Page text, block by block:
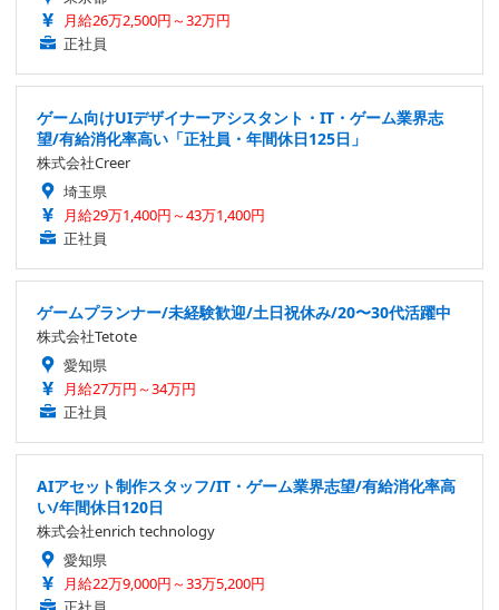
月給26万2,500円～32万円
正社員
ゲーム向けUIデザイナーアシスタント・IT・ゲーム業界志
望/有給消化率高い「正社員・年間休日125日」
株式会社Creer
埼玉県
月給29万1,400円～43万1,400円
正社員
ゲームプランナー/未経験歓迎/土日祝休み/20〜30代活躍中
株式会社Tetote
愛知県
月給27万円～34万円
正社員
AIアセット制作スタッフ/IT・ゲーム業界志望/有給消化率高
い/年間休日120日
株式会社enrich technology
愛知県
月給22万9,000円～33万5,200円